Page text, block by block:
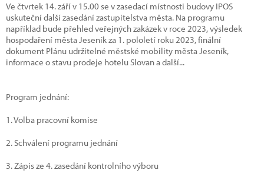
Ve čtvrtek 14. září v 15.00 se v zasedací místnosti budovy IPOS
uskuteční další zasedání zastupitelstva města. Na programu
například bude přehled veřejných zakázek v roce 2023, výsledek
hospodaření města Jeseník za 1. pololetí roku 2023, finální
dokument Plánu udržitelné městské mobility města Jeseník,
informace o stavu prodeje hotelu Slovan a další...
Program jednání:
1. Volba pracovní komise
2. Schválení programu jednání
3. Zápis ze 4. zasedání kontrolního výboru